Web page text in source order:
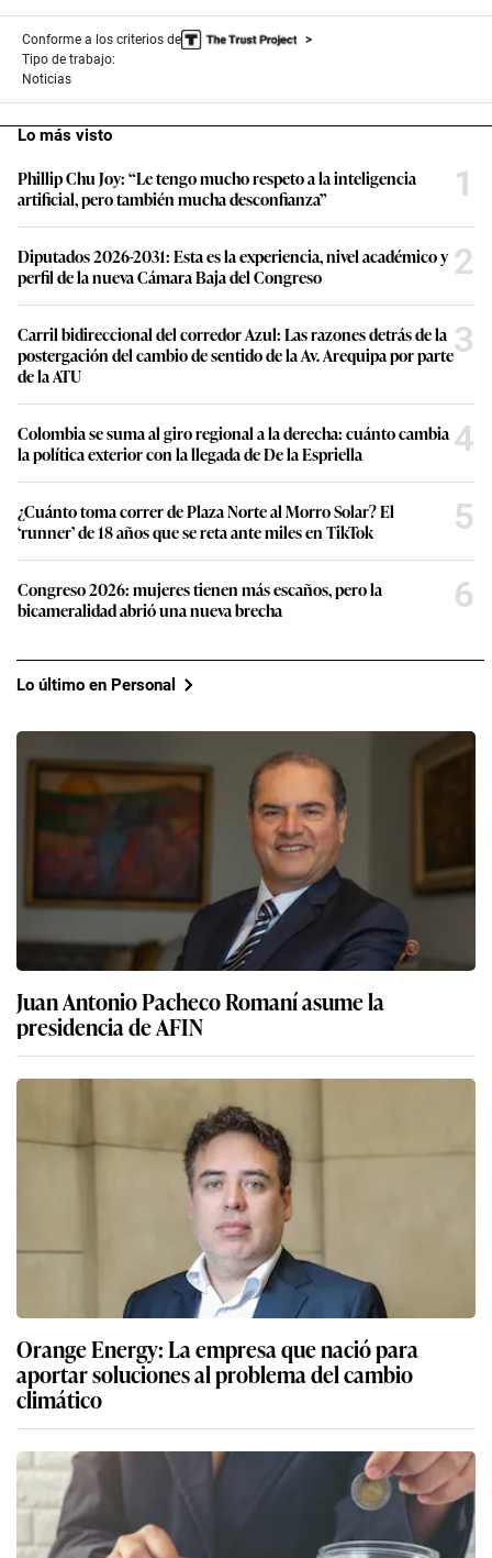
Conforme a los criterios de
Tipo de trabajo:
Noticias
Lo más visto
Phillip Chu Joy: “Le tengo mucho respeto a la inteligencia
artificial, pero también mucha desconfianza”
1
Diputados 2026-2031: Esta es la experiencia, nivel académico y
perfil de la nueva Cámara Baja del Congreso
2
Carril bidireccional del corredor Azul: Las razones detrás de la
postergación del cambio de sentido de la Av. Arequipa por parte
de la ATU
3
Colombia se suma al giro regional a la derecha: cuánto cambia
la política exterior con la llegada de De la Espriella
4
¿Cuánto toma correr de Plaza Norte al Morro Solar? El
‘runner’ de 18 años que se reta ante miles en TikTok
5
Congreso 2026: mujeres tienen más escaños, pero la
bicameralidad abrió una nueva brecha
6
Lo último en Personal
Juan Antonio Pacheco Romaní asume la
presidencia de AFIN
Orange Energy: La empresa que nació para
aportar soluciones al problema del cambio
climático